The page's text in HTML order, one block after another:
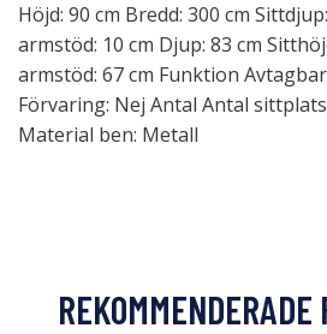
Höjd: 90 cm Bredd: 300 cm
armstöd: 10 cm Djup: 83 cm
armstöd: 67 cm Funktion
Förvaring: Nej Antal Antal
Material ben: Metall
REKOMMENDERADE